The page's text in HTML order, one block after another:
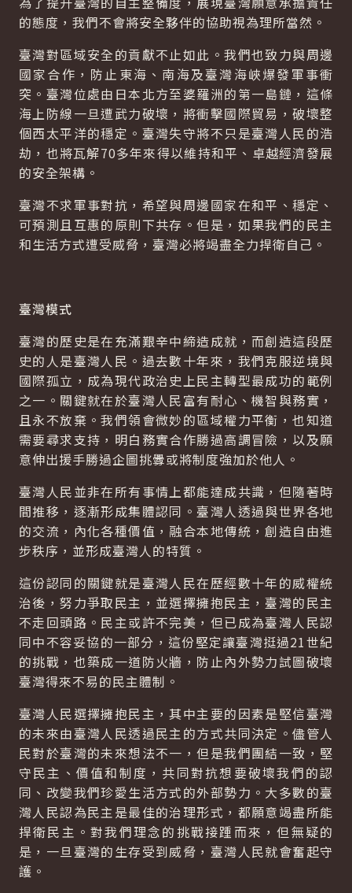
的態度，我們不會將安全夥伴的協助視為理所當然。
臺灣對區域安全的貢獻不止如此。我們也致力與周邊
國家合作，防止東海、南海及臺灣海峽爆發軍事衝
突。臺灣位處由日本北方至婆羅洲的第一島鏈，這條
海上防線一旦遭武力破壞，將衝擊國際貿易，破壞整
個西太平洋的穩定。臺灣失守將不只是臺灣人民的浩
劫，也將瓦解70多年來得以維持和平、卓越經濟發展
的安全架構。
臺灣不求軍事對抗，希望與周邊國家在和平、穩定、
可預測且互惠的原則下共存。但是，如果我們的民主
和生活方式遭受威脅，臺灣必將竭盡全力捍衛自己。
臺灣模式
臺灣的歷史是在充滿艱辛中締造成就，而創造這段歷
史的人是臺灣人民。過去數十年來，我們克服逆境與
國際孤立，成為現代政治史上民主轉型最成功的範例
之一。關鍵就在於臺灣人民富有耐心、機智與務實，
且永不放棄。我們領會微妙的區域權力平衡，也知道
需要尋求支持，明白務實合作勝過高調冒險，以及願
意伸出援手勝過企圖挑釁或將制度強加於他人。
臺灣人民並非在所有事情上都能達成共識，但隨著時
間推移，逐漸形成集體認同。臺灣人透過與世界各地
的交流，內化各種價值，融合本地傳統，創造自由進
步秩序，並形成臺灣人的特質。
這份認同的關鍵就是臺灣人民在歷經數十年的威權統
治後，努力爭取民主，並選擇擁抱民主，臺灣的民主
不走回頭路。民主或許不完美，但已成為臺灣人民認
同中不容妥協的一部分，這份堅定讓臺灣挺過21世紀
的挑戰，也築成一道防火牆，防止內外勢力試圖破壞
臺灣得來不易的民主體制。
臺灣人民選擇擁抱民主，其中主要的因素是堅信臺灣
的未來由臺灣人民透過民主的方式共同決定。儘管人
民對於臺灣的未來想法不一，但是我們團結一致，堅
守民主、價值和制度，共同對抗想要破壞我們的認
同、改變我們珍愛生活方式的外部勢力。大多數的臺
灣人民認為民主是最佳的治理形式，都願意竭盡所能
捍衛民主。對我們理念的挑戰接踵而來，但無疑的
是，一旦臺灣的生存受到威脅，臺灣人民就會奮起守
護。